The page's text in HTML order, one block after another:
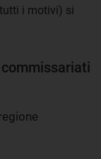
i motivi) si